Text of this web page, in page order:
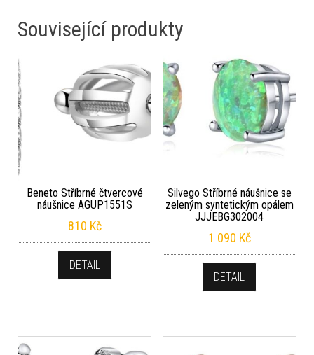
Související produkty
Beneto Stříbrné čtvercové
náušnice AGUP1551S
810 Kč
DETAIL
Silvego Stříbrné náušnice se
zeleným syntetickým opálem
JJJEBG302004
1 090 Kč
DETAIL